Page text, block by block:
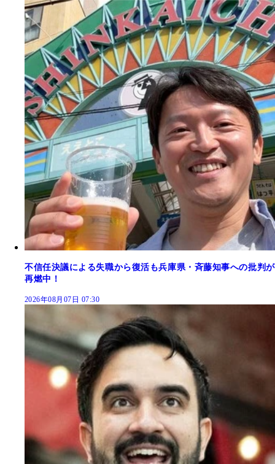
不信任決議による失職から復活も兵庫県・斉藤知事への批判が
再燃中！
2026年08月07日 07:30